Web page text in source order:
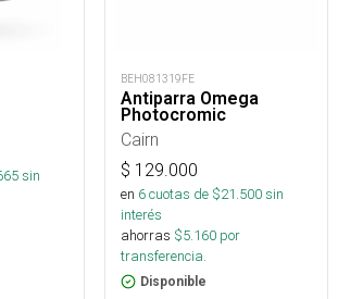
sin
BEH081319FE
Antiparra Omega
Photocromic
Cairn
$ 129.000
en 6cuotas de $21.500sin
interés
ahorras $5.160 por
transferencia.
Disponible